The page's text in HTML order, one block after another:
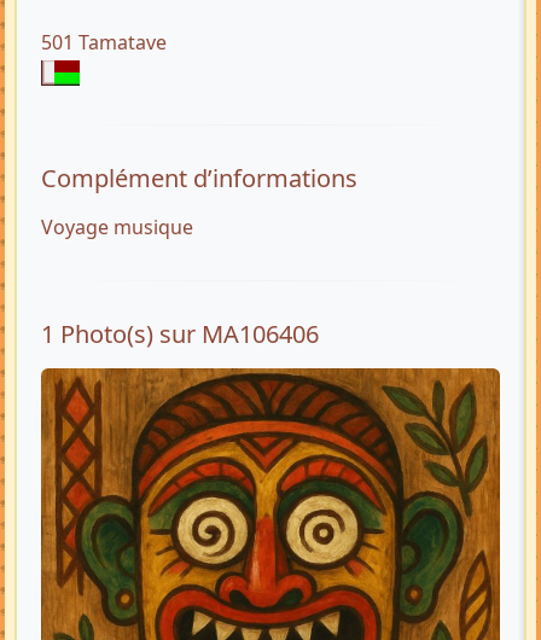
501 Tamatave
Complément d’informations
Voyage musique
1 Photo(s) sur MA106406